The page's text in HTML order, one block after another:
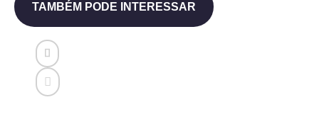
TAMBÉM PODE INTERESSAR